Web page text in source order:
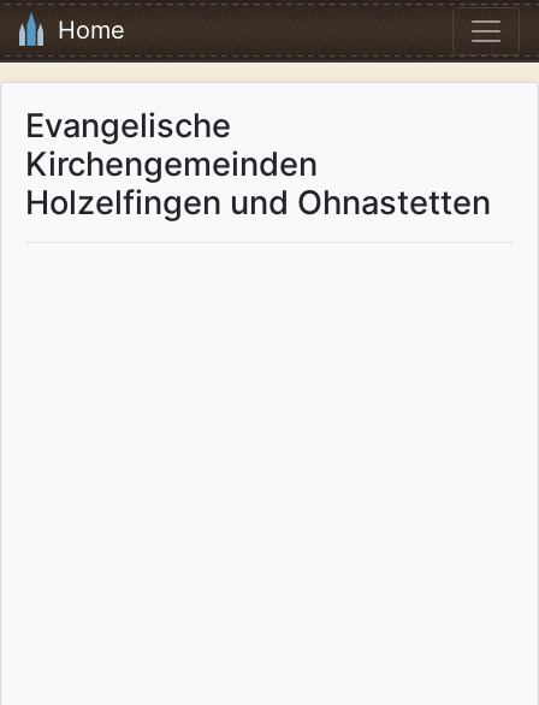
Home
Evangelische
Kirchengemeinden
Holzelfingen und Ohnastetten